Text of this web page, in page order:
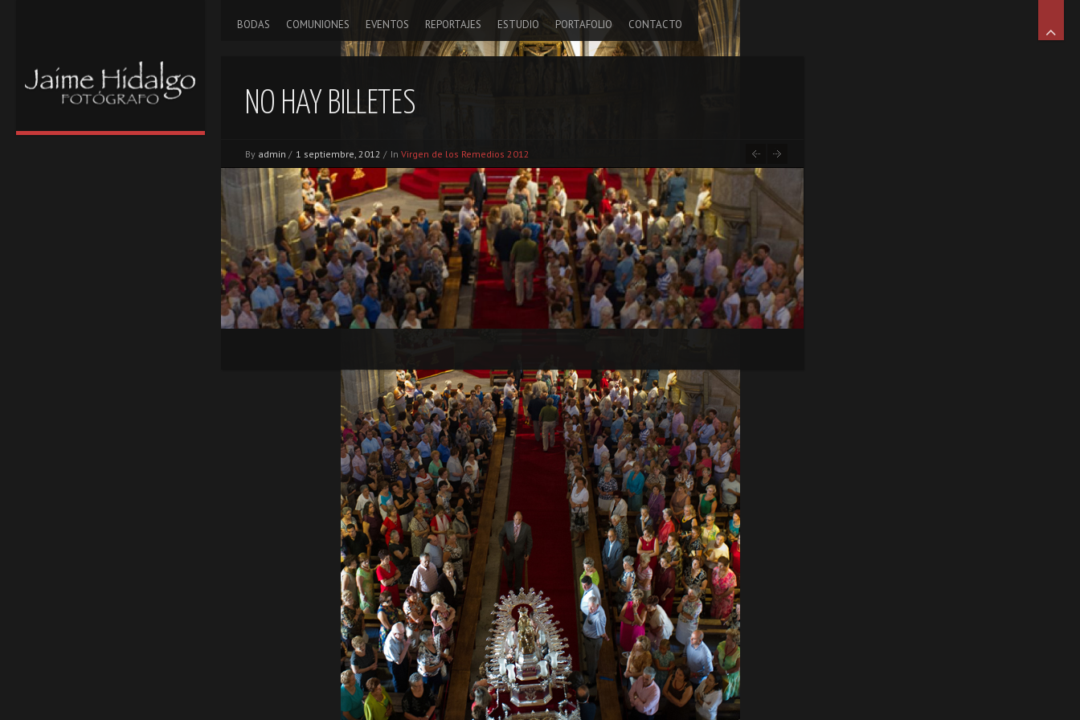
BODAS COMUNIONES EVENTOS REPORTAJES ESTUDIO PORTAFOLIO CONTACTO
NO HAY BILLETES
By admin / 1 septiembre, 2012 / In Virgen de los Remedios 2012